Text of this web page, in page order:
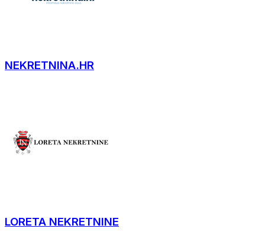
NEKRETNINA.HR
LORETA NEKRETNINE